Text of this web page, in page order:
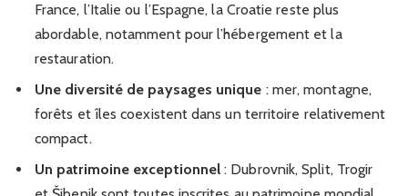
France, l’Italie ou l’Espagne, la Croatie reste plus
abordable, notamment pour l’hébergement et la
restauration.
Une diversité de paysages unique : mer, montagne,
forêts et îles coexistent dans un territoire relativement
compact.
Un patrimoine exceptionnel : Dubrovnik, Split, Trogir